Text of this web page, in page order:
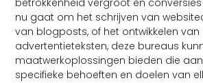
betrokkenheid vergroot en
nu gaat om het schrijven van
van blogposts, of het ontwikkelen van
advertentieteksten, deze bureaus
maatwerkoplossingen bieden die
specifieke behoeften en doelen van